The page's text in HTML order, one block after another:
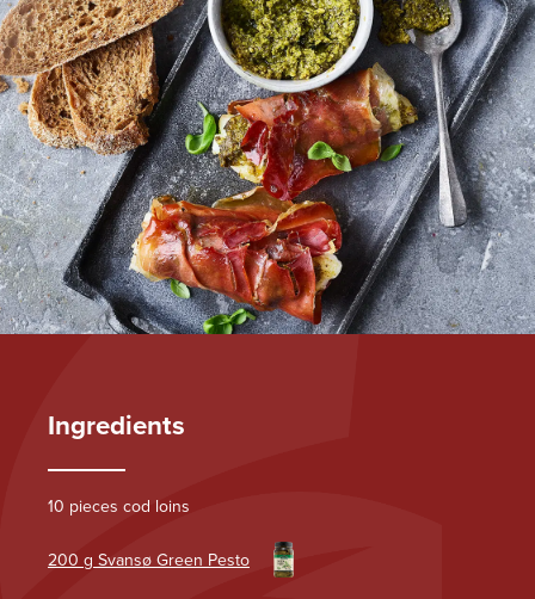
Ingredients
10 pieces cod loins
200 g Svansø Green Pesto